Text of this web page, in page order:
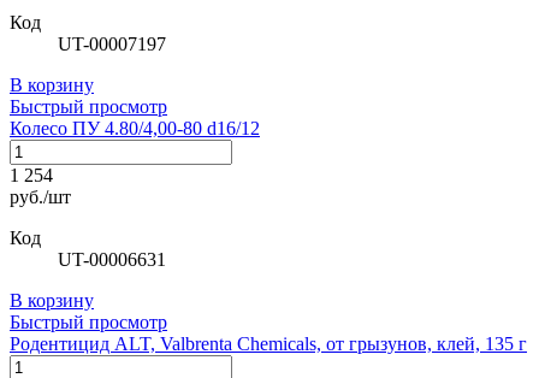
Код
UT-00007197
В корзину
Быстрый просмотр
Колесо ПУ 4.80/4,00-80 d16/12
1 254
руб./шт
Код
UT-00006631
В корзину
Быстрый просмотр
Родентицид ALT, Valbrenta Chemicals, от грызунов, клей, 135 г